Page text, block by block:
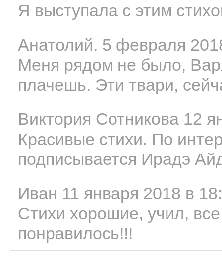
Я выступала с этим
Анатолий. 5 февраля
Меня рядом не было,
плачешь. Эти твари,
Виктория Сотникова 12
Красивые стихи. По
подписывается Ирадэ
Иван 11 января 2018 в
Стихи хорошие, учил,
понравилось!!!